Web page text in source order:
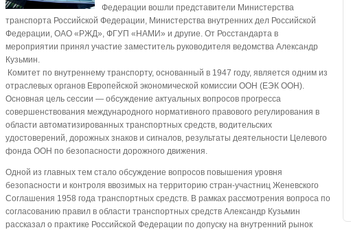
Федерации вошли представители Министерства
транспорта Российской Федерации, Министерства внутренних дел Российской
Федерации, ОАО «РЖД», ФГУП «НАМИ» и другие. От Росстандарта в
мероприятии принял участие заместитель руководителя ведомства Александр
Кузьмин.
Комитет по внутреннему транспорту, основанный в 1947 году, является одним из
отраслевых органов Европейской экономической комиссии ООН (ЕЭК ООН).
Основная цель сессии — обсуждение актуальных вопросов прогресса
совершенствования международного нормативного правового регулирования в
области автоматизированных транспортных средств, водительских
удостоверений, дорожных знаков и сигналов, результаты деятельности Целевого
фонда ООН по безопасности дорожного движения.
Одной из главных тем стало обсуждение вопросов повышения уровня
безопасности и контроля ввозимых на территорию стран-участниц Женевского
Соглашения 1958 года транспортных средств. В рамках рассмотрения вопроса по
согласованию правил в области транспортных средств Александр Кузьмин
рассказал о практике Российской Федерации по допуску на внутренний рынок